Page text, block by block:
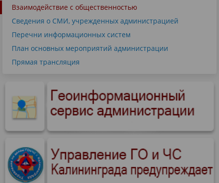
Взаимодействие с общественностью
Сведения о СМИ, учрежденных администрацией
Перечни информационных систем
План основных мероприятий администрации
Прямая трансляция